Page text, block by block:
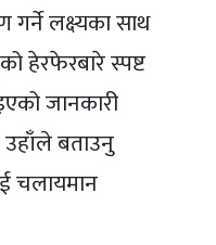
गर्ने लक्ष्यका साथ
हेरफेरबारे स्पष्ट
जानकारी
उहाँले बताउनु
चलायमान